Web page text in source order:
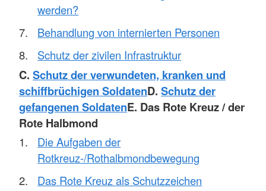
werden?
Behandlung von internierten Personen
Schutz der zivilen Infrastruktur
C. Schutz der verwundeten, kranken und
schiffbrüchigen SoldatenD. Schutz der
gefangenen SoldatenE. Das Rote Kreuz / der
Rote Halbmond
Die Aufgaben der
Rotkreuz-/Rothalbmondbewegung
Das Rote Kreuz als Schutzzeichen